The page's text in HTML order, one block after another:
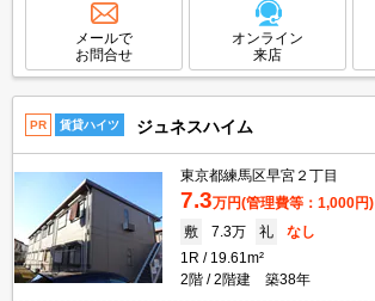
メールで
お問合せ
オンライン
来店
PR 賃貸ハイツ ジュネスハイム
東京都練馬区早宮２丁目
7.3万円(管理費等：1,000円)
敷
7.3万 礼
なし
1R
19.61m²
2階
2階建 築38年